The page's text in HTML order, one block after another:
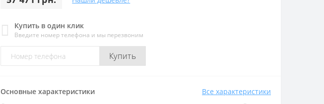
Купить в один клик
Введите номер телефона и мы перезвоним
Купить
Основные характеристики Все характеристики